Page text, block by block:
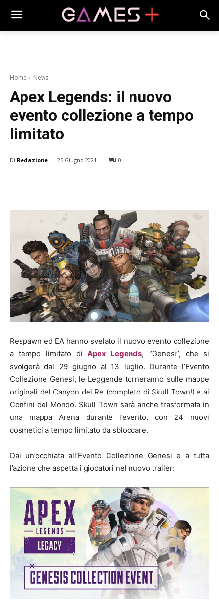
Home News
Apex Legends: il nuovo
evento collezione a tempo
limitato
Di Redazione - 25 Giugno 2021 0
Respawn ed EA hanno svelato il nuovo evento collezione
a tempo limitato di Apex Legends, “Genesi”, che si
svolgerà dal 29 giugno al 13 luglio. Durante l’Evento
Collezione Genesi, le Leggende torneranno sulle mappe
originali del Canyon dei Re (completo di Skull Town!) e ai
Confini del Mondo. Skull Town sarà anche trasformata in
una mappa Arena durante l’evento, con 24 nuovi
cosmetici a tempo limitato da sbloccare.
Dai un’occhiata all’Evento Collezione Genesi e a tutta
l’azione che aspetta i giocatori nel nuovo trailer: